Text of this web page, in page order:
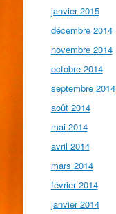
janvier 2015
décembre 2014
novembre 2014
octobre 2014
septembre 2014
août 2014
mai 2014
avril 2014
mars 2014
février 2014
janvier 2014